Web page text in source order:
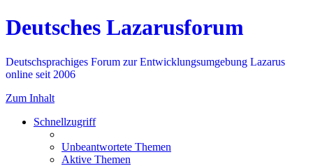
Deutsches Lazarusforum
Deutschsprachiges Forum zur Entwicklungsumgebung Lazarus
online seit 2006
Zum Inhalt
Schnellzugriff
Unbeantwortete Themen
Aktive Themen